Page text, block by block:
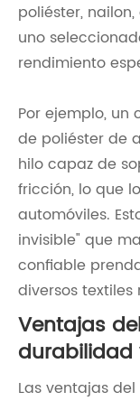
poliéster,
uno
rendimiento
Por ejemplo,
de poliéster de
hilo capaz de
fricción, lo que
automóviles.
invisible" que
confiable
diversos textiles
Ventajas
durabilidad
Las ventajas